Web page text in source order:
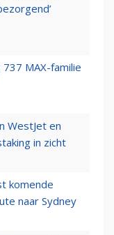
MAX-familie
WestJet en
in zicht
komende
naar Sydney